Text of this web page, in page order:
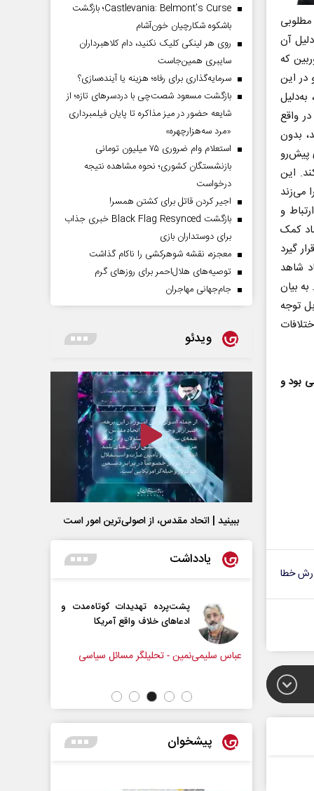
مطلوبی
آن
که
این
واقع
بدون
پیش‌رو
این
می‌زند
و
رشد ۸ درصدی اقتصاد کمک
گیرد
شاهد
بیان
توجه
بود و
خطا
Castlevania: Belmont’s Curse؛ بازگشت
باشکوه شکارچیان خون‌آشام
روی هر لینکی کلیک نکنید، دام کلاهبرداران
سایبری همین‌جاست
سرمایه‌گذاری برای رفاه؛ هزینه یا آینده‌سازی؟
بازگشت مسعود شصت‌چی با دردسر‌های تازه؛ از
شایعه حضور در میز مذاکره تا پایان فیلمبرداری
«مرد سه‌هزارچهره»
استعلام وام ضروری ۷۵ میلیون تومانی
بازنشستگان کشوری؛ نحوه مشاهده نتیجه
درخواست
اجیر کردن قاتل برای کشتن همسر!
بازگشت Black Flag Resynced خبری جذاب
برای دوستداران بازی
معجزه، نقشه شوهرکشی را ناکام گذاشت
توصیه‌های هلال‌احمر برای روز‌های گرم
جام‌جهانی مهاجران
ویدئو
ببینید | اتحاد مقدس، از اصولی‌ترین امور است
یادداشت
سیاسی
پشت‌پرده تهدیدات کوتاه‏‌مدت و
ادعا‌های خلاف واقع آمریکا
عباس سلیمی‌نمین - تحلیلگر مسائل سیاسی
پیشخوان